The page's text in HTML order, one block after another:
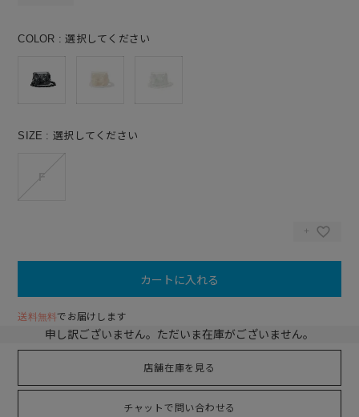
COLOR 選択してください
SIZE 選択してください
カートに入れる
送料無料でお届けします
申し訳ございません。ただいま在庫がございません。
店舗在庫を見る
チャットで問い合わせる